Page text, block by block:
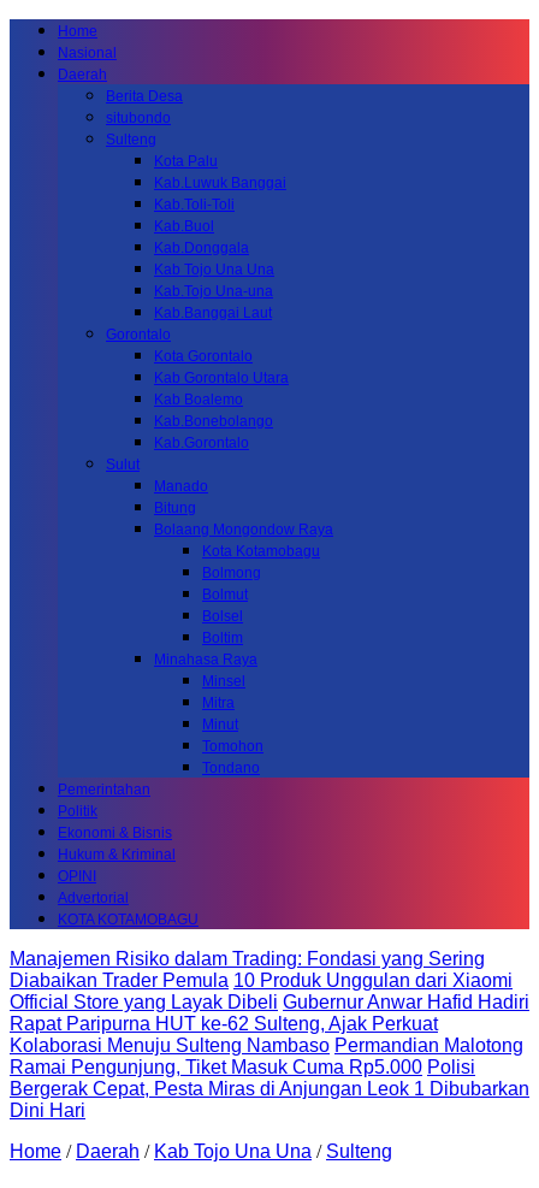
Home
Nasional
Daerah
Berita Desa
situbondo
Sulteng
Kota Palu
Kab.Luwuk Banggai
Kab.Toli-Toli
Kab.Buol
Kab.Donggala
Kab Tojo Una Una
Kab.Tojo Una-una
Kab.Banggai Laut
Gorontalo
Kota Gorontalo
Kab Gorontalo Utara
Kab Boalemo
Kab.Bonebolango
Kab.Gorontalo
Sulut
Manado
Bitung
Bolaang Mongondow Raya
Kota Kotamobagu
Bolmong
Bolmut
Bolsel
Boltim
Minahasa Raya
Minsel
Mitra
Minut
Tomohon
Tondano
Pemerintahan
Politik
Ekonomi & Bisnis
Hukum & Kriminal
OPINI
Advertorial
KOTA KOTAMOBAGU
Manajemen Risiko dalam Trading: Fondasi yang Sering
Diabaikan Trader Pemula 10 Produk Unggulan dari Xiaomi
Official Store yang Layak Dibeli Gubernur Anwar Hafid Hadiri
Rapat Paripurna HUT ke-62 Sulteng, Ajak Perkuat
Kolaborasi Menuju Sulteng Nambaso Permandian Malotong
Ramai Pengunjung, Tiket Masuk Cuma Rp5.000 Polisi
Bergerak Cepat, Pesta Miras di Anjungan Leok 1 Dibubarkan
Dini Hari
Home / Daerah / Kab Tojo Una Una / Sulteng